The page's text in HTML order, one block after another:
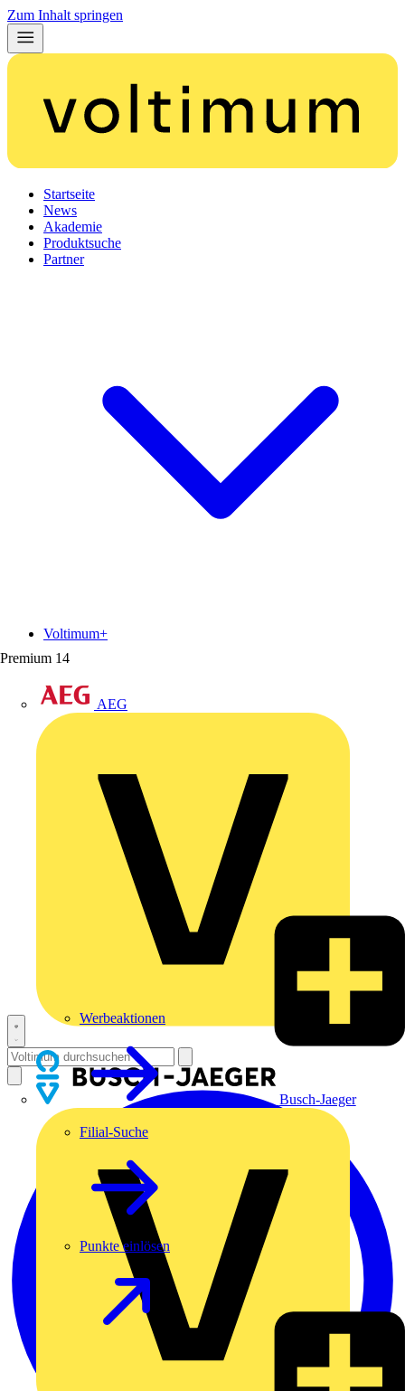
Zum Inhalt springen
Startseite
News
Akademie
Produktsuche
Partner
Premium 14
AEG
Busch-Jaeger
Voltimum+
Werbeaktionen
Filial-Suche
Punkte einlösen